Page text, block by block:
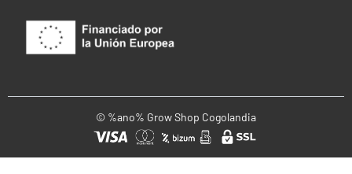
© %ano% Grow Shop Cogolandia